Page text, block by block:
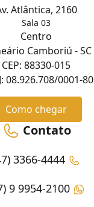
Atlântica, 2160
Sala 03
Centro
Camboriú - SC
CEP: 88330-015
08.926.708/0001-80
Como chegar
Contato
3366-4444
9 9954-2100